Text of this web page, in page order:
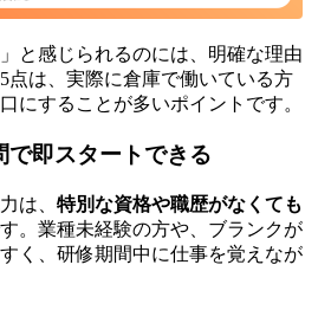
と感じられるのには、明確な理由
点は、実際に倉庫で働いている方
にすることが多いポイントです。
即スタートできる
は、 特別な資格や職歴がなくても
。業種未経験の方や、ブランクが
く、研修期間中に仕事を覚えなが